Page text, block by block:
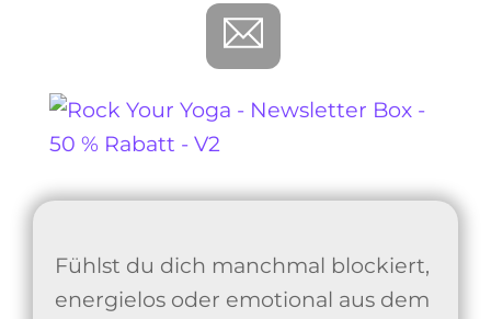
Fühlst du dich manchmal blockiert,
energielos oder emotional aus dem